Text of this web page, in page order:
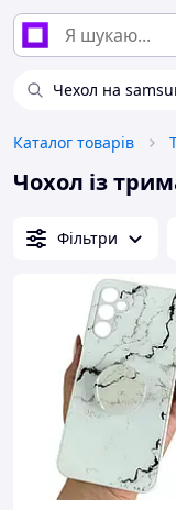
Чехол на
Каталог товарів
Чохол із
Фільтри